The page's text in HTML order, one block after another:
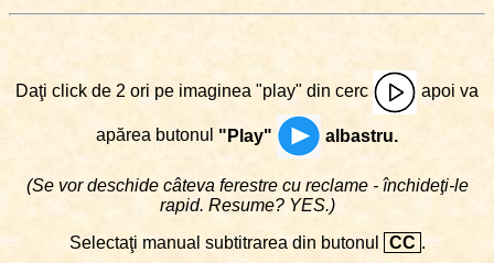
Daţi click de 2 ori pe imaginea "play" din cerc apoi va
apărea butonul "Play" albastru.
(Se vor deschide câteva ferestre cu reclame - închideţi-le
rapid. Resume? YES.)
Selectaţi manual subtitrarea din butonul
CC .